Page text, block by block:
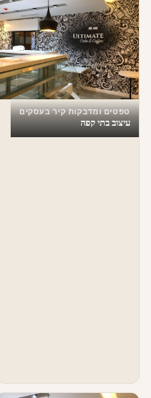
טפטים ומדבקות קיר בעסקים
עיצוב בתי קפה